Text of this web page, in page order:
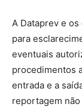
A Dataprev e
para
eventuais
procedimentos
entrada e a
reportagem